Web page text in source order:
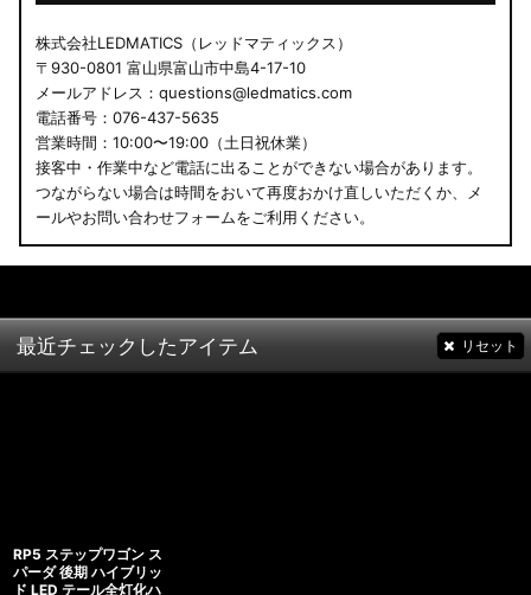
株式会社LEDMATICS（レッドマティックス）
〒930-0801 富山県富山市中島4-17-10
メールアドレス：questions@ledmatics.com
電話番号：076-437-5635
営業時間：10:00〜19:00（土日祝休業）
接客中・作業中など電話に出ることができない場合があります。
つながらない場合は時間をおいて再度おかけ直しいただくか、メ
ールやお問い合わせフォームをご利用ください。
最近チェックしたアイテム リセット
RP5 ステップワゴン ス
パーダ 後期 ハイブリッ
ド LED テール全灯化ハ